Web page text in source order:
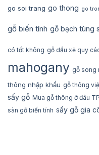
go soi trang go thong go
gỗ biến tính gỗ bạch tùng
có tốt không gỗ dầu xẻ quy
mahogany gỗ song
thông nhập khẩu gỗ thông
sấy gỗ Mua gỗ thông ở đâu
sàn gỗ biến tính sấy gỗ gia